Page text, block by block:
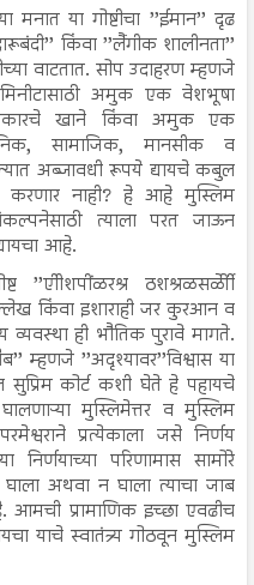
या गोष्टीचा ’’ईमान’’ दृढ
किंवा ’’लैंगीक शालीनता’’
वाटतात. सोप उदाहरण म्हणजे
अमुक एक वेशभूषा
खाने किंवा अमुक एक
सामाजिक, मानसीक व
अब्जावधी रूपये द्यायचे कबुल
नाही? हे आहे मुस्लिम
त्याला परत जाऊन
आहे.
’’एीीशपींळरश्र ठशश्रळसर्ळेीी
किंवा इशाराही जर कुरआन व
ही भौतिक पुरावे मागते.
म्हणजे ’’अदृश्यावर’’विश्वास या
कोर्ट कशी घेते हे पहायचे
मुस्लिमेत्तर व मुस्लिम
परमेश्वराने प्रत्येकाला जसे निर्णय
परिणामास सामोरे
अथवा न घाला त्याचा जाब
आमची प्रामाणिक इच्छा एवढीच
याचे स्वातंत्र्य गोठवून मुस्लिम